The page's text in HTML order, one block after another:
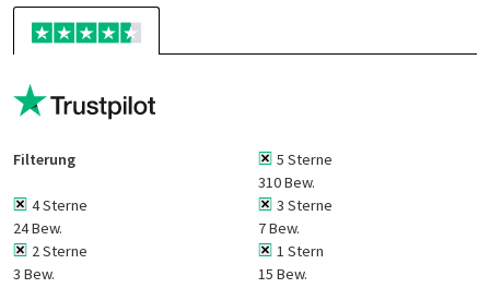
Filterung
5 Sterne
310 Bew.
4 Sterne
24 Bew.
3 Sterne
7 Bew.
2 Sterne
3 Bew.
1 Stern
15 Bew.